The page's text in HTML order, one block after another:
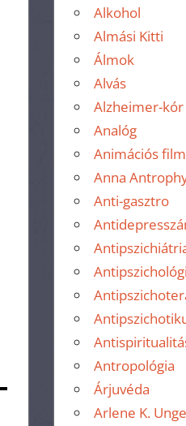
Alkohol
Almási Kitti
Álmok
Alvás
Alzheimer-kór
Analóg
Animációs film
Anna
Anti-gasztro
Antropológia
Árjuvéda
Arlene K.